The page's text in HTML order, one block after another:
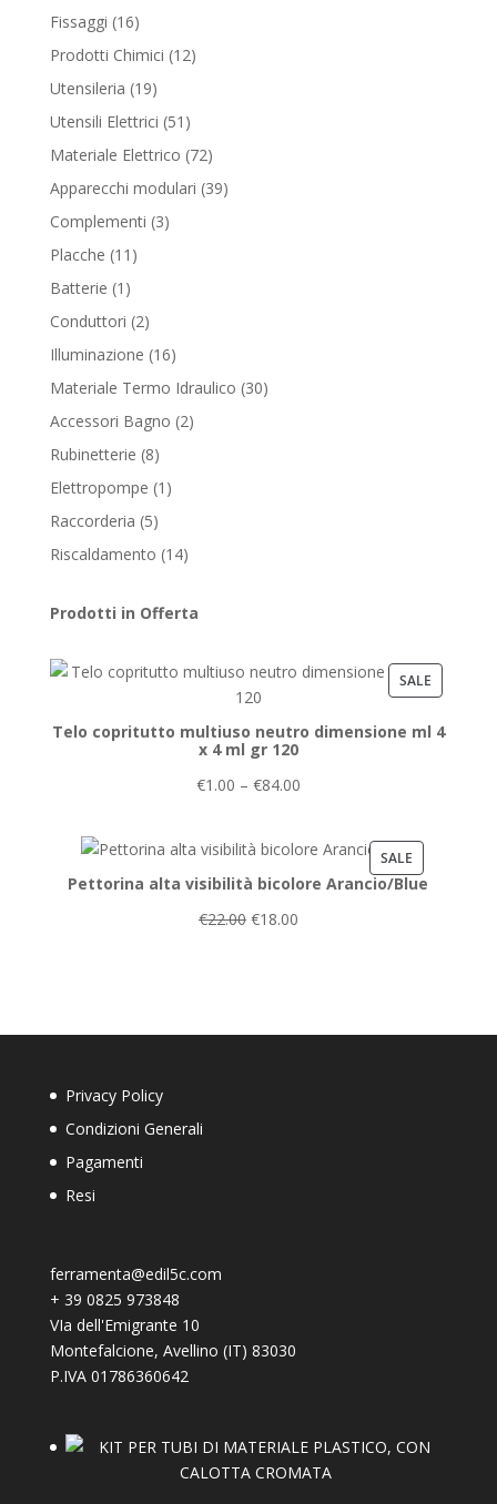
products
Fissaggi 1616
products
Prodotti Chimici 1212
Utensileria 1919
products
Utensili Elettrici 51 51
products
Materiale Elettrico 7272
products
Apparecchi modulari 3939
Complementi 33
Placche 11 11
Batterie 1 1
product
Conduttori 22
products
Illuminazione 1616
products
Materiale Termo Idraulico 3030
Accessori Bagno 22
Rubinetterie 88
products
Elettropompe 1 1
Raccorderia 55
products
Riscaldamento 1414
Prodotti in Offerta
SALE
SALE
Telo copritutto multiuso neutro dimensione ml 4
x 4 ml gr 120
€1.00 – €84.00
SALE
ON
Pettorina alta visibilità bicolore Arancio/Blue
€22.00 €18.00
Privacy Policy
Condizioni Generali
Pagamenti
Resi
ferramenta@edil5c.com
+ 39 0825 973848
VIa dell'Emigrante 10
Montefalcione, Avellino (IT) 83030
P.IVA 01786360642